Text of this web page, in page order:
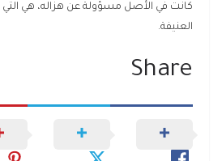
كانت في الأصل مسؤولة عن هزاله، هي
العنيفة.
Share